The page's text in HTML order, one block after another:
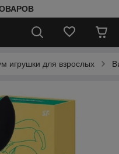
игрушки для взрослых